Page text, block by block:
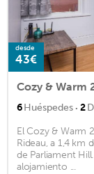
desde
43€
6Huéspedes · 2
El Cozy & Warm
Rideau, a 1,4 km
de Parliament
alojamiento ...